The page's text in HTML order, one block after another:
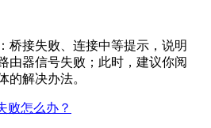
桥接失败、连接中等提示，说明
由器信号失败；此时，建议你阅
的解决办法。
败怎么办？